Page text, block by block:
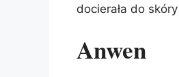
docierała do
Anwen